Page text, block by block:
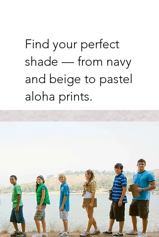
Find your perfect
shade — from navy
and beige to pastel
aloha prints.